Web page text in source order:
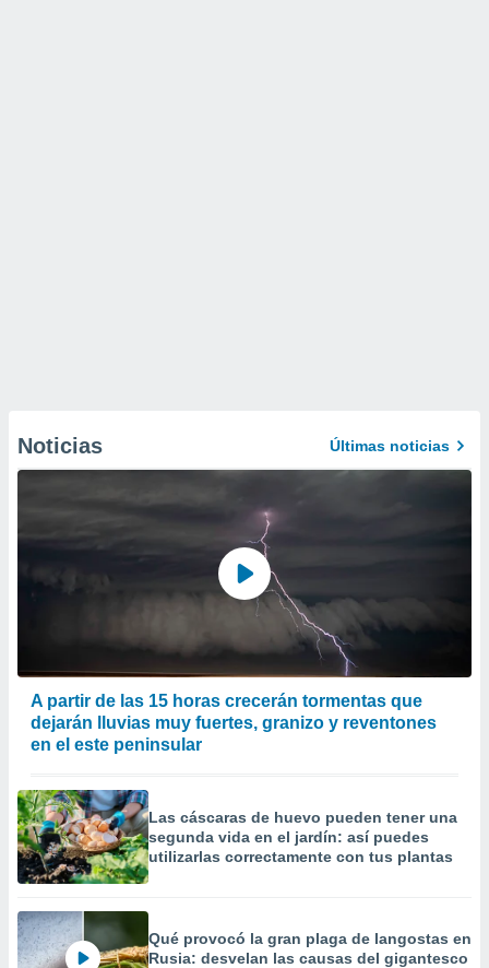
Noticias Últimas noticias
A partir de las 15 horas crecerán tormentas que
dejarán lluvias muy fuertes, granizo y reventones
en el este peninsular
Las cáscaras de huevo pueden tener una
segunda vida en el jardín: así puedes
utilizarlas correctamente con tus plantas
Qué provocó la gran plaga de langostas en
Rusia: desvelan las causas del gigantesco